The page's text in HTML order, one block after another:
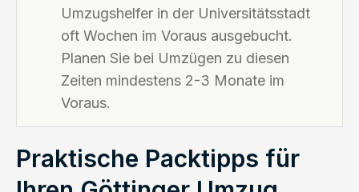
Umzugshelfer in der Universitätsstadt
oft Wochen im Voraus ausgebucht.
Planen Sie bei Umzügen zu diesen
Zeiten mindestens 2-3 Monate im
Voraus.
Praktische Packtipps für